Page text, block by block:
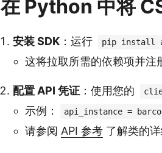
在 Python 中将
安装 SDK ：运行 pip install
这将拉取所需的依赖项并注
配置 API 凭证 ：使用您的
示例：
api_instance =
请参阅 API 参考 了解类的详